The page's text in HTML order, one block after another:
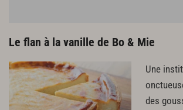
Le flan à la vanille de Bo & Mie
Une
des